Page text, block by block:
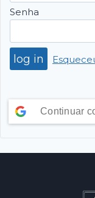
Senha
Continuar